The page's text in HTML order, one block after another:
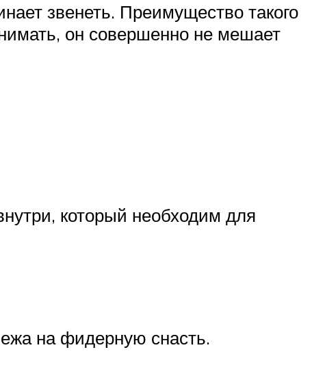
звенеть. Преимущество такого
он совершенно не мешает
который необходим для
на фидерную снасть.